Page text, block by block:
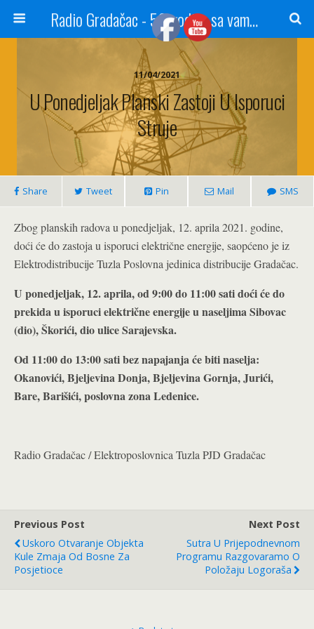
Radio Gradačac - 56 godina sa vama...
11/04/2021
U Ponedjeljak Planski Zastoji U Isporuci
Struje
Share Tweet Pin Mail SMS
Zbog planskih radova u ponedjeljak, 12. aprila 2021. godine,
doći će do zastoja u isporuci električne energije, saopćeno je iz
Elektrodistribucije Tuzla Poslovna jedinica distribucije Gradačac.
U ponedjeljak, 12. aprila,od 9:00 do 11:00 sati doći će do
prekida u isporuci električne energije u naseljima Sibovac
(dio), Škorići, dio ulice Sarajevska.
Od 11:00 do 13:00 sati bez napajanja će biti naselja:
Okanovići, Bjeljevina Donja, Bjeljevina Gornja, Jurići,
Bare, Barišići, poslovna zona Ledenice.
Radio Gradačac / Elektroposlovnica Tuzla PJD Gradačac
Previous Post
Uskoro Otvaranje Objekta
Kule Zmaja Od Bosne Za
Posjetioce
Next Post
Sutra U Prijepodnevnom
Programu Razgovaramo O
Položaju Logoraša